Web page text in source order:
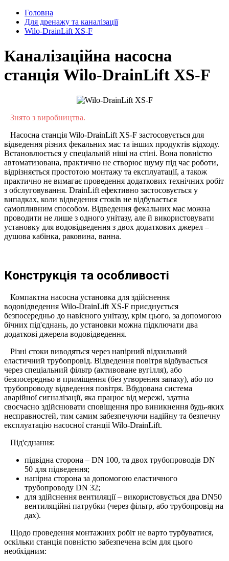
Головна
Для дренажу та каналізації
Wilo-DrainLift XS-F
Каналізаційна насосна
станція Wilo-DrainLift XS-F
Знято з виробництва.
Насосна станція Wilo-DrainLift XS-F застосовується для
відведення різних фекальних мас та інших продуктів відходу.
Встановлюється у спеціальній ніші на стіні. Вона повністю
автоматизована, практично не створює шуму під час роботи,
відрізняється простотою монтажу та експлуатації, а також
практично не вимагає проведення додаткових технічних робіт
з обслуговування. DrainLift ефективно застосовується у
випадках, коли відведення стоків не відбувається
самопливним способом. Відведення фекальних мас можна
проводити не лише з одного унітазу, але й використовувати
установку для водовідведення з двох додаткових джерел –
душова кабінка, раковина, ванна.
Конструкція та особливості
Компактна насосна установка для здійснення
водовідведення Wilo-DrainLift XS-F приєднується
безпосередньо до навісного унітазу, крім цього, за допомогою
бічних під'єднань, до установки можна підключати два
додаткові джерела водовідведення.
Різні стоки виводяться через напірний відхильний
еластичний трубопровід. Відведення повітря відбувається
через спеціальний фільтр (активоване вугілля), або
безпосередньо в приміщення (без утворення запаху), або по
трубопроводу відведення повітря. Вбудована система
аварійної сигналізації, яка працює від мережі, здатна
своєчасно здійснювати сповіщення про виникнення будь-яких
несправностей, тим самим забезпечуючи надійну та безпечну
експлуатацію насосної станції Wilo-DrainLift.
Під'єднання:
підвідна сторона – DN 100, та двох трубопроводів DN
50 для підведення;
напірна сторона за допомогою еластичного
трубопроводу DN 32;
для здійснення вентиляції – використовується два DN50
вентиляційні патрубки (через фільтр, або трубопровід на
дах).
Щодо проведення монтажних робіт не варто турбуватися,
оскільки станція повністю забезпечена всім для цього
необхідним: